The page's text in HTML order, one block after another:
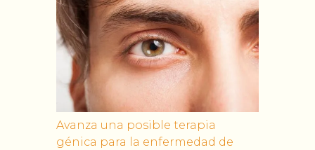
Avanza una posible terapia
génica para la enfermedad de